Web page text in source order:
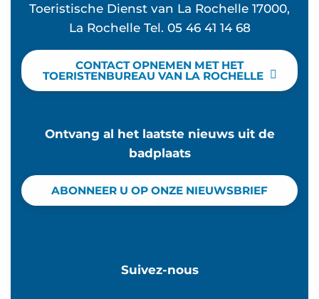
Toeristische Dienst van La Rochelle 17000,
La Rochelle Tel. 05 46 41 14 68
CONTACT OPNEMEN MET HET
TOERISTENBUREAU VAN LA ROCHELLE
Ontvang al het laatste nieuws uit de
badplaats
ABONNEER U OP ONZE NIEUWSBRIEF
Suivez-nous